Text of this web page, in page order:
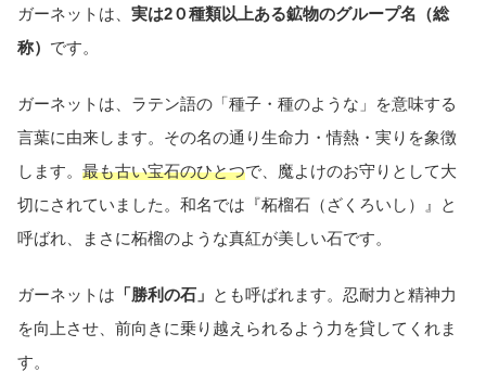
ガーネットは、 実は2０種類以上ある鉱物のグループ名（総
称） です。
ガーネットは、ラテン語の「種子・種のような」を意味する
言葉に由来します。その名の通り生命力・情熱・実りを象徴
します。 最も古い宝石のひとつで、魔よけのお守りとして大
切にされていました。和名では『柘榴石（ざくろいし）』と
呼ばれ、まさに柘榴のような真紅が美しい石です。
ガーネットは 「勝利の石」 とも呼ばれます。忍耐力と精神力
を向上させ、前向きに乗り越えられるよう力を貸してくれま
す。